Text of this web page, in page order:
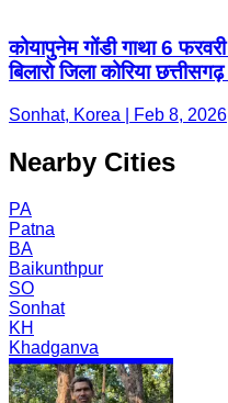
कोयापुनेम गोंडी गाथा 6
बिलारो जिला कोरिया
Sonhat, Korea | Feb 8, 2026
Nearby Cities
PA
Patna
BA
Baikunthpur
SO
Sonhat
KH
Khadganva